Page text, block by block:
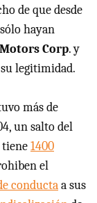
de que desde
hayan
Corp. y
legitimidad.
más de
un salto del
tiene1400
el
conductaa sus